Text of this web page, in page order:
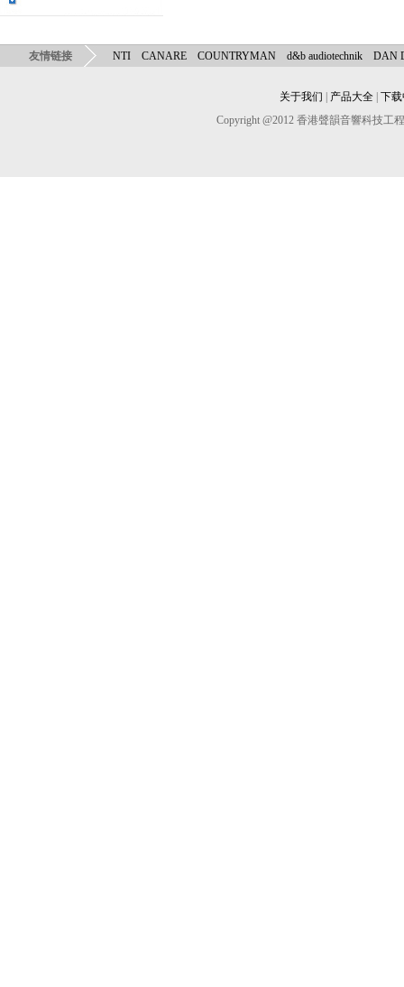
友情链接 NTI CANARE COUNTRYMAN d&b audiotechnik DAN
关于我们 产品大全 下
Copyright @2012 香港聲韻音響科技工